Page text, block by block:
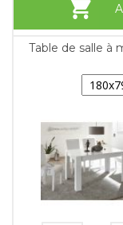
Table de salle à